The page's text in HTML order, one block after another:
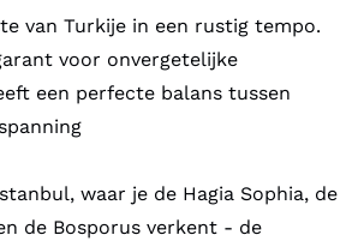
van Turkije in een rustig tempo.
voor onvergetelijke
een perfecte balans tussen
waar je de Hagia Sophia, de
de Bosporus verkent - de